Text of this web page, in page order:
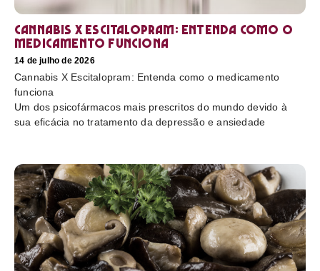
Cannabis X Escitalopram: Entenda como o
medicamento funciona
14 de julho de 2026
Cannabis X Escitalopram: Entenda como o medicamento
funciona
Um dos psicofármacos mais prescritos do mundo devido à
sua eficácia no tratamento da depressão e ansiedade